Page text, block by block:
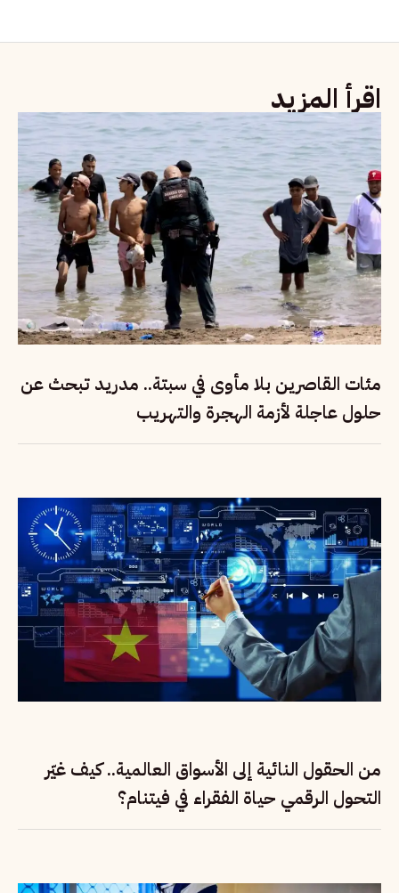
اقرأ المزيد
مئات القاصرين بلا مأوى في سبتة.. مدريد تبحث عن
حلول عاجلة لأزمة الهجرة والتهريب
من الحقول النائية إلى الأسواق العالمية.. كيف غيّر
التحول الرقمي حياة الفقراء في فيتنام؟